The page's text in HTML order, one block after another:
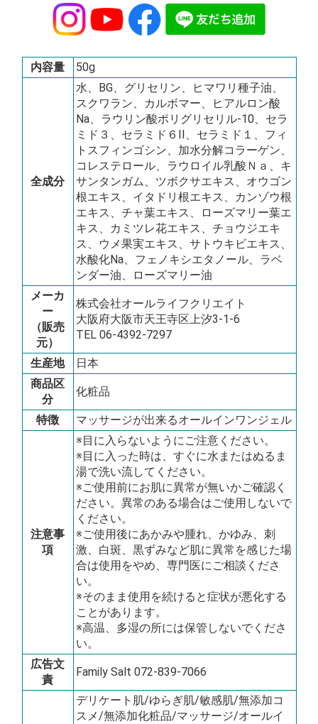
内容量 50g
全成分
水、BG、グリセリン、ヒマワリ種子油、
スクワラン、カルボマー、ヒアルロン酸
Na、ラウリン酸ポリグリセリル-10、セラ
ミド３、セラミド６II、セラミド１、フィ
トスフィンゴシン、加水分解コラーゲン、
コレステロール、ラウロイル乳酸Ｎａ、キ
サンタンガム、ツボクサエキス、オウゴン
根エキス、イタドリ根エキス、カンゾウ根
エキス、チャ葉エキス、ローズマリー葉エ
キス、カミツレ花エキス、チョウジエキ
ス、ウメ果実エキス、サトウキビエキス、
水酸化Na、フェノキシエタノール、ラベ
ンダー油、ローズマリー油
メーカ
ー
（販売
元）
株式会社オールライフクリエイト
大阪府大阪市天王寺区上汐3-1-6
TEL 06-4392-7297
生産地
日本
商品区
分
化粧品
特徴 マッサージが出来るオールインワンジェル
注意事
項
※目に入らないようにご注意ください。
※目に入った時は、すぐに水またはぬるま
湯で洗い流してください。
※ご使用前にお肌に異常が無いかご確認く
ださい。異常のある場合はご使用しないで
ください。
※ご使用後にあかみや腫れ、かゆみ、刺
激、白斑、黒ずみなど肌に異常を感じた場
合は使用をやめ、専門医にご相談くださ
い。
※そのまま使用を続けると症状が悪化する
ことがあります。
※高温、多湿の所には保管しないでくださ
い。
広告文
責
Family Salt 072-839-7066
デリケート肌/ゆらぎ肌/敏感肌/無添加コ
スメ/無添加化粧品/マッサージ/オールイ